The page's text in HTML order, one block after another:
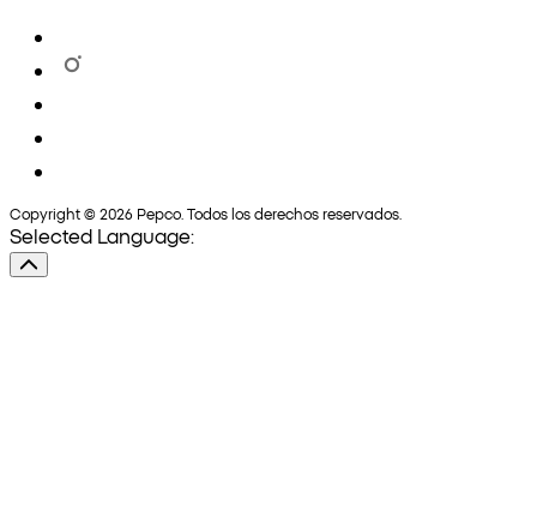
Copyright © 2026 Pepco. Todos los derechos reservados.
Selected Language: